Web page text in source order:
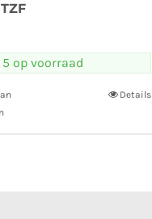
5 op voorraad
Details